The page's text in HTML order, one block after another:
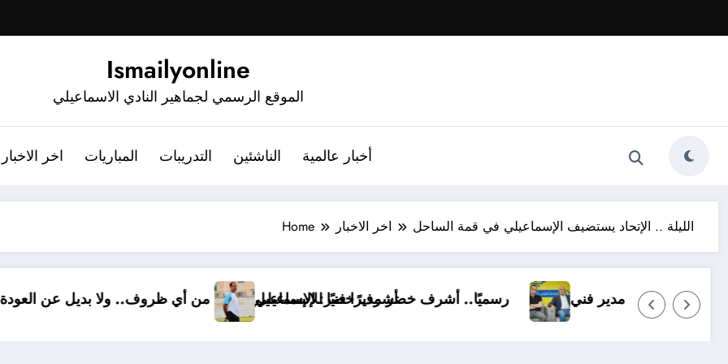
Ismailyonline
الموقع الرسمي لجماهير النادي الاسماعيلي
اخر الاخبار المباريات التدريبات الناشئين أخبار عالمية
Home اخر الاخبار الليلة .. الإتحاد يستضيف الإسماعيلي في قمة الساحل
أشرف خضر: الإسماعيلي أقوى من أي ظروف..
رسميًا.. أشرف خضر مديرًا فنيًا للإسماعيلي بـ14 ناشئًا وبدون مدير فني